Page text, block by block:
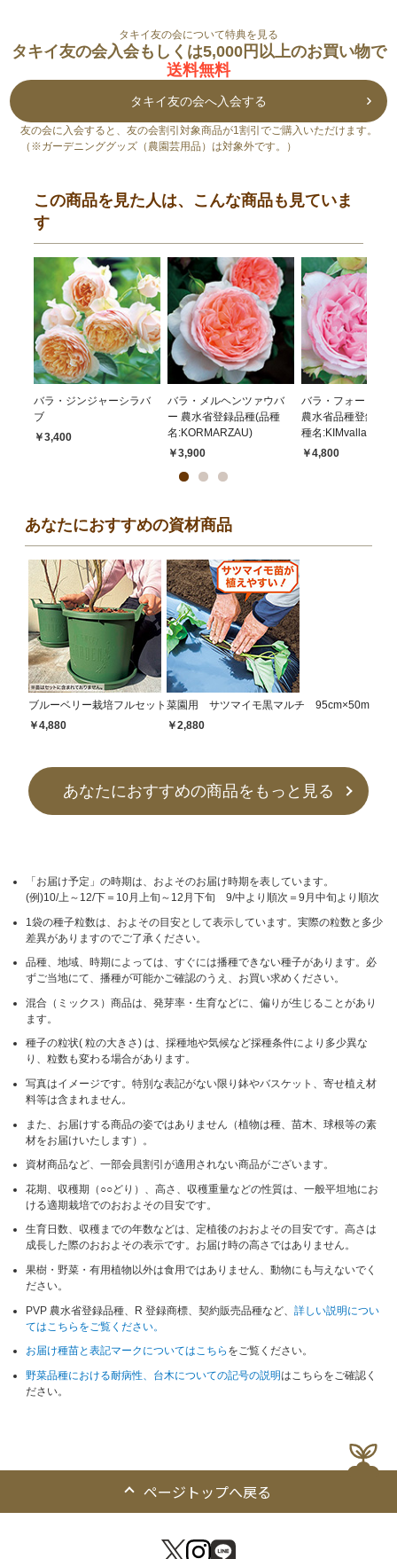
タキイ友の会について特典を見る
タキイ友の会入会もしくは5,000円以上のお買い物で
送料無料
タキイ友の会へ入会する
友の会に入会すると、友の会割引対象商品が1割引でご購入いただけます。
（※ガーデニンググッズ（農園芸用品）は対象外です。）
この商品を見た人は、こんな商品も見ていま
す
バラ・ジンジャーシラバ
ブ
￥3,400
バラ・メルヘンツァウバ
ー 農水省登録品種(品種
名:KORMARZAU)
￥3,900
バラ・フォー シー
農水省品種登録出
種名:KIMvallai)
￥4,800
あなたにおすすめの資材商品
ブルーベリー栽培フルセット
￥4,880
菜園用 サツマイモ黒マルチ 95cm×50m
￥2,880
あなたにおすすめの商品をもっと見る
「お届け予定」の時期は、およそのお届け時期を表しています。
(例)10/上～12/下＝10月上旬～12月下旬 9/中より順次＝9月中旬より順次
1袋の種子粒数は、およその目安として表示しています。実際の粒数と多少
差異がありますのでご了承ください。
品種、地域、時期によっては、すぐには播種できない種子があります。必
ずご当地にて、播種が可能かご確認のうえ、お買い求めください。
混合（ミックス）商品は、発芽率・生育などに、偏りが生じることがあり
ます。
種子の粒状( 粒の大きさ) は、採種地や気候など採種条件により多少異な
り、粒数も変わる場合があります。
写真はイメージです。特別な表記がない限り鉢やバスケット、寄せ植え材
料等は含まれません。
また、お届けする商品の姿ではありません（植物は種、苗木、球根等の素
材をお届けいたします）。
資材商品など、一部会員割引が適用されない商品がございます。
花期、収穫期（○○どり）、高さ、収穫重量などの性質は、一般平坦地にお
ける適期栽培でのおおよその目安です。
生育日数、収穫までの年数などは、定植後のおおよその目安です。高さは
成長した際のおおよその表示です。お届け時の高さではありません。
果樹・野菜・有用植物以外は食用ではありません、動物にも与えないでく
ださい。
PVP 農水省登録品種、R 登録商標、契約販売品種など、詳しい説明につい
てはこちらをご覧ください。
お届け種苗と表記マークについてはこちら をご覧ください。
野菜品種における耐病性、台木についての記号の説明はこちらをご確認く
ださい。
ページトップへ戻る